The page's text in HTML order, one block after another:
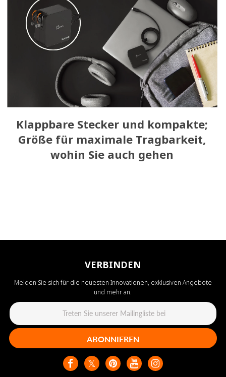
Klappbare Stecker und kompakte;
Größe für maximale Tragbarkeit,
wohin Sie auch gehen
VERBINDEN
Melden Sie sich für die neuesten Innovationen, exklusiven Angebote
und mehr an.
ABONNIEREN